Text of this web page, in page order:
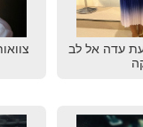
עדה אל לב